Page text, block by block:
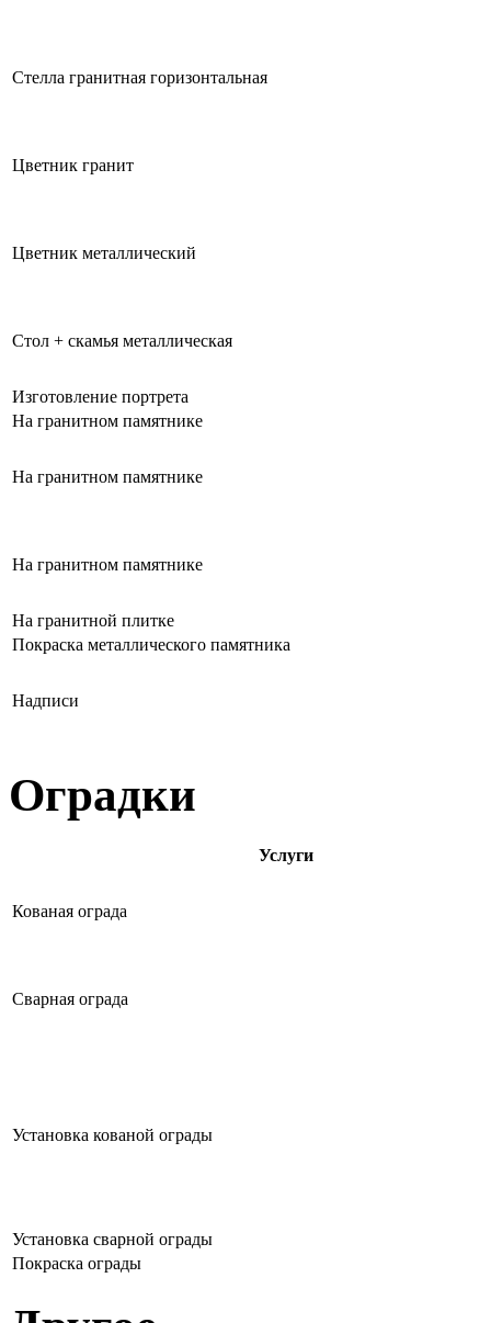
Стелла гранитная горизонтальная
Цветник гранит
Цветник металлический
Стол + скамья металлическая
Изготовление портрета
На гранитном памятнике
На гранитном памятнике
На гранитном памятнике
На гранитной плитке
Покраска металлического памятника
Надписи
Оградки
Услуги
Кованая ограда
Сварная ограда
Установка кованой ограды
Установка сварной ограды
Покраска ограды